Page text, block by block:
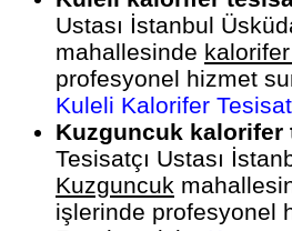
Ustası İstanbul
mahallesinde
profesyonel hizmet
Kuleli Kalorifer
Kuzguncuk kalorifer
Tesisatçı Ustası
Kuzguncuk
işlerinde profesyonel